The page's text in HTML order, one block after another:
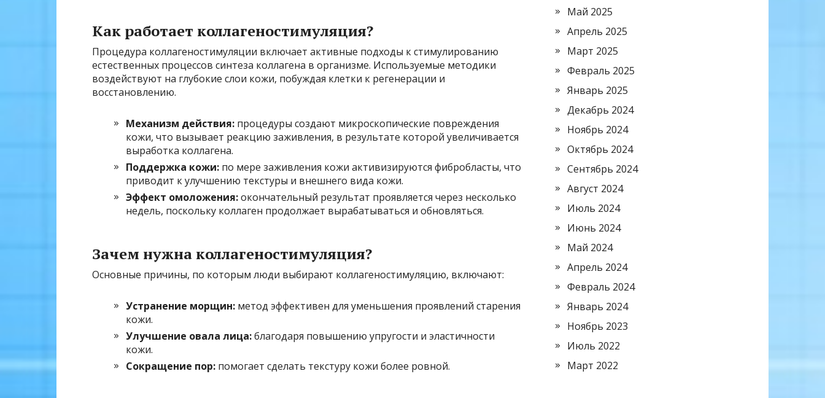
Как работает коллагеностимуляция?
Процедура коллагеностимуляции включает активные подходы к стимулированию
естественных процессов синтеза коллагена в организме. Используемые методики
воздействуют на глубокие слои кожи, побуждая клетки к регенерации и
восстановлению.
Механизм действия: процедуры создают микроскопические повреждения
кожи, что вызывает реакцию заживления, в результате которой увеличивается
выработка коллагена.
Поддержка кожи: по мере заживления кожи активизируются фибробласты, что
приводит к улучшению текстуры и внешнего вида кожи.
Эффект омоложения:окончательный результат проявляется через несколько
недель, поскольку коллаген продолжает вырабатываться и обновляться.
Зачем нужна коллагеностимуляция?
Основные причины, по которым люди выбирают коллагеностимуляцию, включают:
Устранение морщин: метод эффективен для уменьшения проявлений старения
кожи.
Улучшение овала лица:благодаря повышению упругости и эластичности
кожи.
Сокращение пор: помогает сделать текстуру кожи более ровной.
Май 2025
Апрель 2025
Март 2025
Февраль 2025
Январь 2025
Декабрь 2024
Ноябрь 2024
Октябрь 2024
Сентябрь 2024
Август 2024
Июль 2024
Июнь 2024
Май 2024
Апрель 2024
Февраль 2024
Январь 2024
Ноябрь 2023
Июль 2022
Март 2022